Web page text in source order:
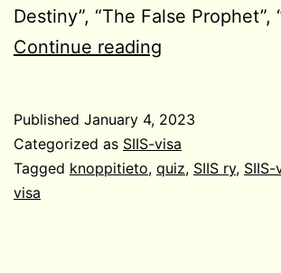
Destiny”, “The False Prophet”,
Continue reading
Published January 4, 2023
Categorized as SIIS-visa
Tagged knoppitieto, quiz, SIIS ry, SIIS-
visa